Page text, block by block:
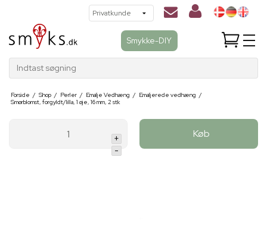
Smykke-DIY
Indtast søgning
Forside / Shop / Perler / Emalje Vedhæng / Emaljerede vedhæng /
Smørblomst, forgyldt/lilla, 1 øje, 16 mm, 2 stk
+
-
Køb